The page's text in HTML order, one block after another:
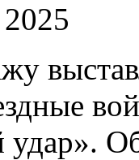
удар».